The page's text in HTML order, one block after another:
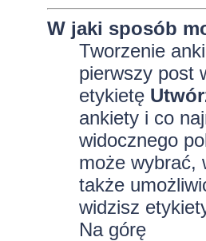
W jaki sposób
Tworzenie
pierwszy post
etykietę
ankiety i co
widocznego
może wybrać,
także
widzisz
Na górę